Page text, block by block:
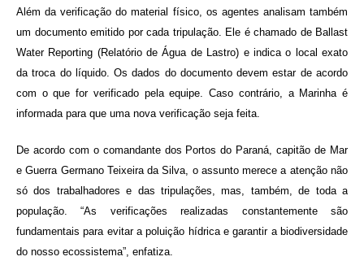
Além da verificação do material físico, os agentes analisam também
um documento emitido por cada tripulação. Ele é chamado de Ballast
Water Reporting (Relatório de Água de Lastro) e indica o local exato
da troca do líquido. Os dados do documento devem estar de acordo
com o que for verificado pela equipe. Caso contrário, a Marinha é
informada para que uma nova verificação seja feita.
De acordo com o comandante dos Portos do Paraná, capitão de Mar
e Guerra Germano Teixeira da Silva, o assunto merece a atenção não
só dos trabalhadores e das tripulações, mas, também, de toda a
população. “As verificações realizadas constantemente são
fundamentais para evitar a poluição hídrica e garantir a biodiversidade
do nosso ecossistema”, enfatiza.